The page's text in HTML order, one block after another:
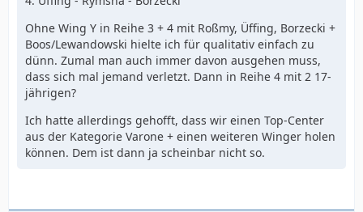
Ohne Wing Y in Reihe 3 + 4 mit Roßmy, Üffing, Borzecki +
Boos/Lewandowski hielte ich für qualitativ einfach zu
dünn. Zumal man auch immer davon ausgehen muss,
dass sich mal jemand verletzt. Dann in Reihe 4 mit 2 17-
jährigen?
Ich hatte allerdings gehofft, dass wir einen Top-Center
aus der Kategorie Varone + einen weiteren Winger holen
können. Dem ist dann ja scheinbar nicht so.